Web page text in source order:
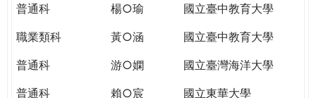
PUTTING
YOU
ON
THE
普通科
楊○瑜
國立臺中教育大學
職業類科
黃○涵
國立臺中教育大學
普通科
游○嫻
國立臺灣海洋大學
普通科
賴○宸
國立東華大學